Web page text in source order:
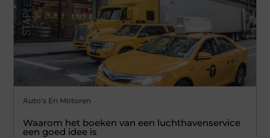
Auto's En Motoren
Waarom het boeken van een luchthavenservice
een goed idee is